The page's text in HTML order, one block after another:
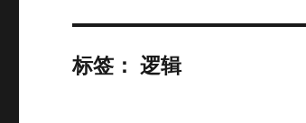
标签：逻辑